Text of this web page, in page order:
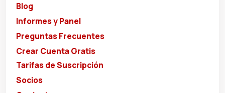
Blog
Informes y Panel
Preguntas Frecuentes
Crear Cuenta Gratis
Tarifas de Suscripción
Socios